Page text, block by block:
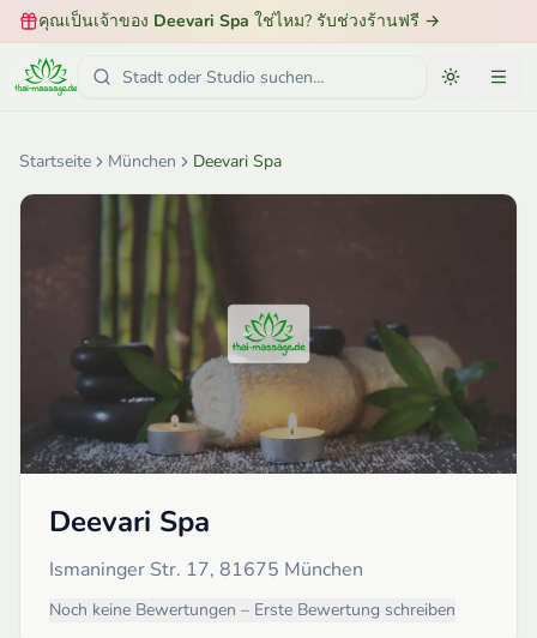
คุณเป็นเจ้าของ Deevari Spa ใช่ไหม? รับช่วงร้านฟรี →
Startseite München Deevari Spa
Deevari Spa
Ismaninger Str. 17, 81675 München
Noch keine Bewertungen – Erste Bewertung schreiben